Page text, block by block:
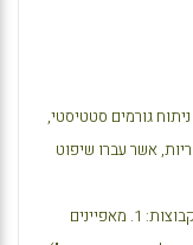
(36) לא אפשר ניתוח גורמים סטטיסטי,
אשר עברו שיפוט
– הקריטריון כולל שתי תת קבוצות: 1. מאפיינים